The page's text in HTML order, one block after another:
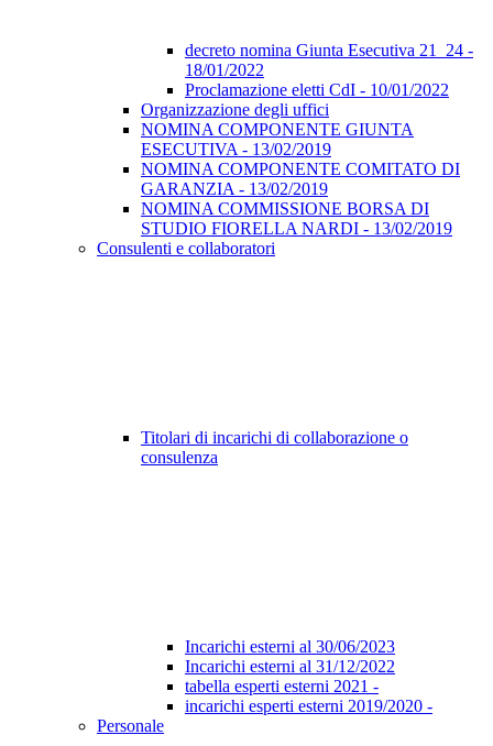
decreto nomina Giunta Esecutiva 21_24 -
18/01/2022
Proclamazione eletti CdI - 10/01/2022
Organizzazione degli uffici
NOMINA COMPONENTE GIUNTA
ESECUTIVA - 13/02/2019
NOMINA COMPONENTE COMITATO DI
GARANZIA - 13/02/2019
NOMINA COMMISSIONE BORSA DI
STUDIO FIORELLA NARDI - 13/02/2019
Consulenti e collaboratori
Titolari di incarichi di collaborazione o
consulenza
Incarichi esterni al 30/06/2023
Incarichi esterni al 31/12/2022
tabella esperti esterni 2021 -
incarichi esperti esterni 2019/2020 -
Personale